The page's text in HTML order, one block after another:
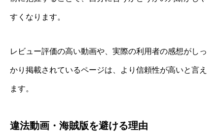
すくなります。
レビュー評価の高い動画や、実際の利用者の感想がしっ
かり掲載されているページは、より信頼性が高いと言え
ます。
違法動画・海賊版を避ける理由